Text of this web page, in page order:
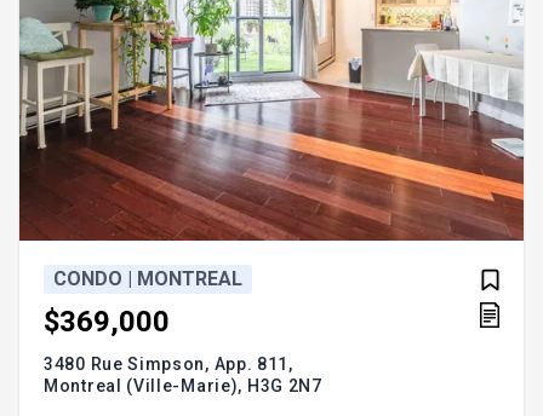
CONDO | MONTREAL
$369,000
3480 Rue Simpson, App. 811,
Montreal (Ville-Marie), H3G 2N7